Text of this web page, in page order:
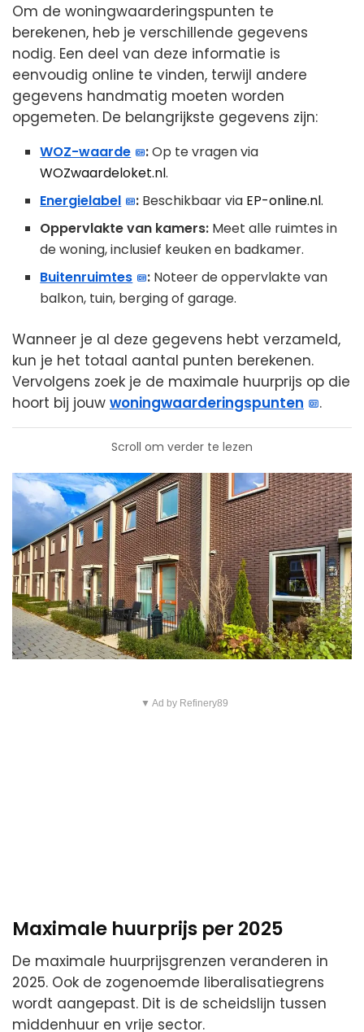
Om de woningwaarderingspunten te
berekenen, heb je verschillende gegevens
nodig. Een deel van deze informatie is
eenvoudig online te vinden, terwijl andere
gegevens handmatig moeten worden
opgemeten. De belangrijkste gegevens zijn:
WOZ-waarde :Op te vragen via
WOZwaardeloket.nl.
Energielabel
: Beschikbaar via EP-online.nl.
Oppervlakte van kamers: Meet alle ruimtes in
de woning, inclusief keuken en badkamer.
Buitenruimtes
: Noteer de oppervlakte van
balkon, tuin, berging of garage.
Wanneer je al deze gegevens hebt verzameld,
kun je het totaal aantal punten berekenen.
Vervolgens zoek je de maximale huurprijs op die
hoort bij jouw woningwaarderingspunten .
Scroll om verder te lezen
▼ Ad by Refinery89
Maximale huurprijs per 2025
De maximale huurprijsgrenzen veranderen in
2025. Ook de zogenoemde liberalisatiegrens
wordt aangepast. Dit is de scheidslijn tussen
middenhuur en vrije sector.